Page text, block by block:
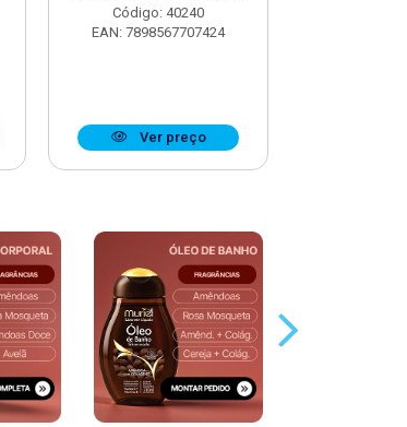
Código: 40240
EAN: 7898567707424
Ver preço